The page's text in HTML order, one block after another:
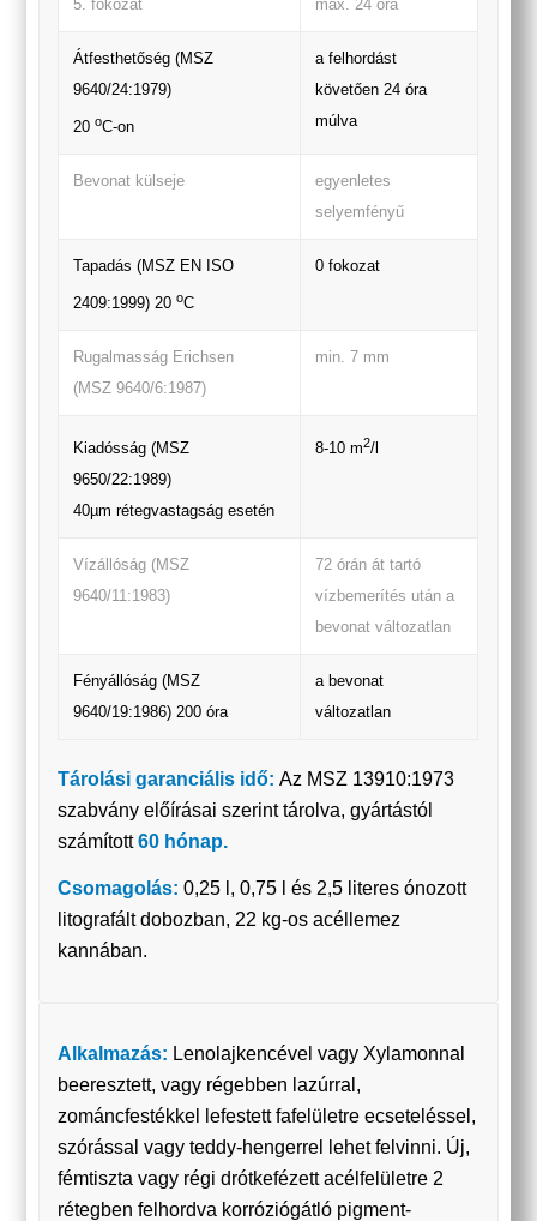
5. fokozat max. 24 óra
Átfesthetőség (MSZ
9640/24:1979)
20oC-on
a felhordást
követően 24 óra
múlva
Bevonat külseje
egyenletes
selyemfényű
Tapadás (MSZ EN ISO
2409:1999) 20oC
0 fokozat
Rugalmasság Erichsen
(MSZ 9640/6:1987)
min. 7 mm
Kiadósság (MSZ
9650/22:1989)
40µm rétegvastagság esetén
8-10 m2/l
Vízállóság (MSZ
9640/11:1983)
72 órán át tartó
vízbemerítés után a
bevonat változatlan
Fényállóság (MSZ
9640/19:1986) 200 óra
a bevonat
változatlan
Tárolási garanciális idő:Az MSZ 13910:1973
szabvány előírásai szerint tárolva, gyártástól
számított60 hónap.
Csomagolás: 0,25 l, 0,75 l és 2,5 literes ónozott
litografált dobozban, 22 kg-os acéllemez
kannában.
Alkalmazás: Lenolajkencével vagy Xylamonnal
beeresztett, vagy régebben lazúrral,
zománcfestékkel lefestett fafelületre ecseteléssel,
szórással vagy teddy-hengerrel lehet felvinni. Új,
fémtiszta vagy régi drótkefézett acélfelületre 2
rétegben felhordva korróziógátló pigment-